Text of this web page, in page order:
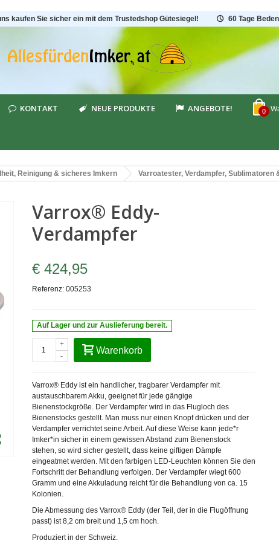
kaufen Sie sicher ein mit dem Trustedshop Gütesiegel!
60 Tage
0
KONTAKT NEUE PRODUKTE ANGEBOTE!
Reinigung & sicheres Imkern Varroatester, Verdampfer, Sublimatoren
Varrox® Eddy-
Verdampfer
€ 424,95
Referenz: 005253
Auf Lager und zur Auslieferung bereit.
-
+
Warenkorb
Varrox® Eddy ist ein handlicher, tragbarer Verdampfer mit
austauschbarem Akku, geeignet für jede gängige
Bienenstockgröße. Der Verdampfer wird in das Flugloch des
Bienenstocks gestellt. Man muss nur einen Knopf drücken und der
Verdampfer verrichtet seine Arbeit. Auf diese Weise kann jede*r
Imker*in sicher in einem gewissen Abstand zum Bienenstock
stehen, so wird sicher gestellt, dass keine giftigen Dämpfe
eingeatmet werden. Mit den farbigen LED-Leuchten können Sie den
Fortschritt der Behandlung verfolgen. Der Verdampfer wiegt 600
Gramm und eine Akkuladung reicht für die Behandlung von ca. 15
Kolonien.
Die Abmessung des Varrox® Eddy (der Teil, der in die Flugöffnung
passt) ist 8,2 cm breit und 1,5 cm hoch.
Produziert in der Schweiz.